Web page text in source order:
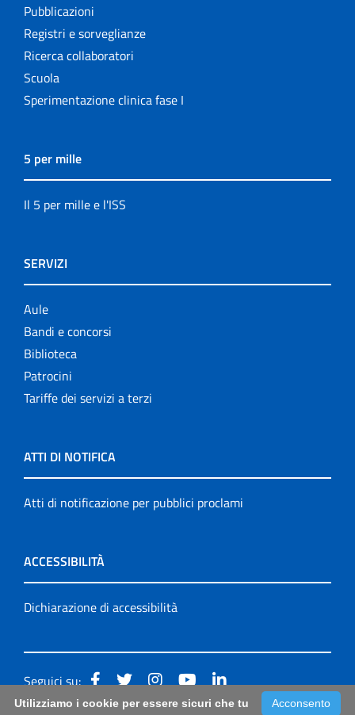
Pubblicazioni
Registri e sorveglianze
Ricerca collaboratori
Scuola
Sperimentazione clinica fase I
5 per mille
Il 5 per mille e l'ISS
SERVIZI
Aule
Bandi e concorsi
Biblioteca
Patrocini
Tariffe dei servizi a terzi
ATTI DI NOTIFICA
Atti di notificazione per pubblici proclami
ACCESSIBILITÀ
Dichiarazione di accessibilità
Seguici su:
Acconsento
Utilizziamo i cookie per essere sicuri che tu